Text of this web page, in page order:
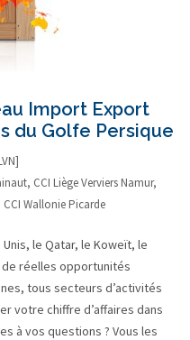
Import Export
du Golfe Persique
, CCI Liège Verviers Namur,
CCI Wallonie Picarde
le Qatar, le Koweït, le
de réelles opportunités
tous secteurs d’activités
votre chiffre d’affaires dans
à vos questions ? Vous les